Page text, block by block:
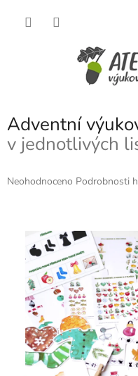
Adventní
v jednotlivých
Průměrné
hvězdiček.
Neohodnoceno Podrobnosti